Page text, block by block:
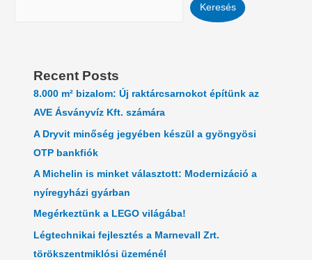
Keresés
Recent Posts
8.000 m² bizalom: Új raktárcsarnokot építünk az
AVE Ásványvíz Kft. számára
A Dryvit minőség jegyében készül a gyöngyösi
OTP bankfiók
A Michelin is minket választott: Modernizáció a
nyíregyházi gyárban
Megérkeztünk a LEGO világába!
Légtechnikai fejlesztés a Marnevall Zrt.
törökszentmiklósi üzeménél